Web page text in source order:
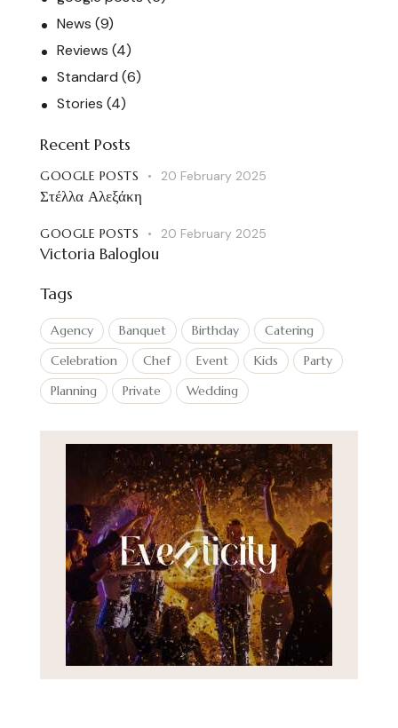
News (9)
Reviews (4)
Standard (6)
Stories (4)
Recent Posts
GOOGLE POSTS 20 February 2025
Στέλλα Αλεξάκη
GOOGLE POSTS 20 February 2025
Victoria Baloglou
Tags
Agency Banquet Birthday
Catering
Celebration
Chef Event Kids
Party
Planning
Private Wedding